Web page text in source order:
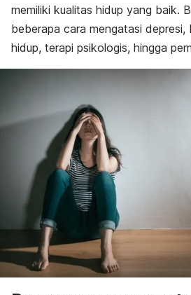
memiliki kualitas hidup yang baik.
beberapa cara mengatasi depresi,
hidup, terapi psikologis, hingga